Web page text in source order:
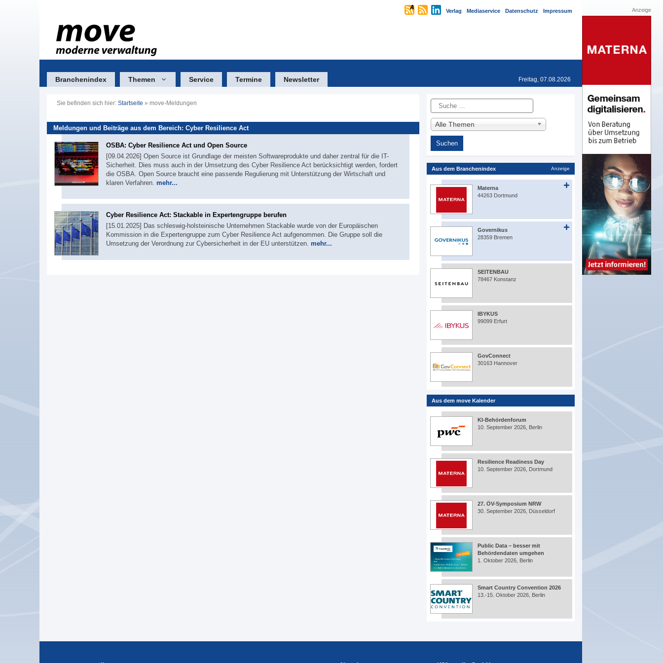
Verlag Mediaservice Datenschutz Impressum
Branchenindex Themen Service Termine Newsletter Freitag, 07.08.2026
Sie befinden sich hier: Startseite » move-Meldungen
Meldungen und Beiträge aus dem Bereich: Cyber Resilience Act
OSBA: Cyber Resilience Act und Open Source
[09.04.2026] Open Source ist Grundlage der meisten Softwareprodukte und daher zentral für die IT-
Sicherheit. Dies muss auch in der Umsetzung des Cyber Resilience Act berücksichtigt werden, fordert
die OSBA. Open Source braucht eine passende Regulierung mit Unterstützung der Wirtschaft und
klaren Verfahren. mehr...
Cyber Resilience Act: Stackable in Expertengruppe berufen
[15.01.2025] Das schleswig-holsteinische Unternehmen Stackable wurde von der Europäischen
Kommission in die Expertengruppe zum Cyber Resilience Act aufgenommen. Die Gruppe soll die
Umsetzung der Verordnung zur Cybersicherheit in der EU unterstützen. mehr...
Suche
Alle Themen
Aus dem Branchenindex Anzeige
Materna
44263 Dortmund
Governikus
28359 Bremen
SEITENBAU
78467 Konstanz
IBYKUS
99099 Erfurt
GovConnect
30163 Hannover
Aus dem move Kalender
KI-Behördenforum
10. September 2026, Berlin
Resilience Readiness Day
10. September 2026, Dortmund
27. ÖV-Symposium NRW
30. September 2026, Düsseldorf
Public Data – besser mit
Behördendaten umgehen
1. Oktober 2026, Berlin
Smart Country Convention 2026
13.-15. Oktober 2026, Berlin
Anzeige